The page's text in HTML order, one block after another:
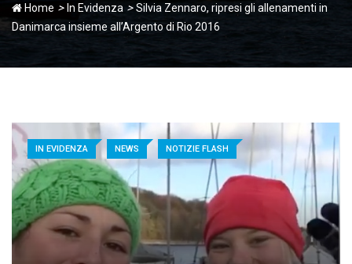
Home > In Evidenza >Silvia Zennaro, ripresi gli allenamenti in
Danimarca insieme all’Argento di Rio 2016
IN EVIDENZA NEWS NOTIZIE FLASH